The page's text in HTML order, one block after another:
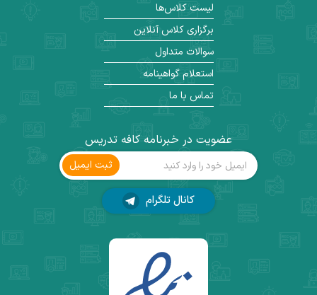
عضویت در خبرنامه کافه تدریس
ثبت ‌ایمیل
کانال تلگرام
لیست کلاس‌ها
برگزاری کلاس آنلاین
سوالات متداول
استعلام گواهینامه
تماس با ما